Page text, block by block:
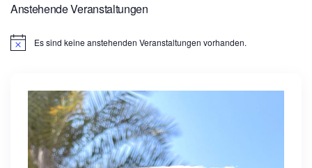
Anstehende Veranstaltungen
H
Es sind keine anstehenden Veranstaltungen vorhanden.